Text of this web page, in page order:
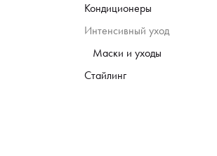
Кондиционеры
Интенсивный уход
Маски и уходы
Стайлинг